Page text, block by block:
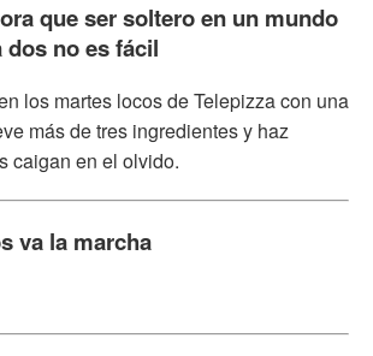
que ser soltero en un mundo
dos no es fácil
los martes locos de Telepizza con una
más de tres ingredientes y haz
caigan en el olvido.
va la marcha